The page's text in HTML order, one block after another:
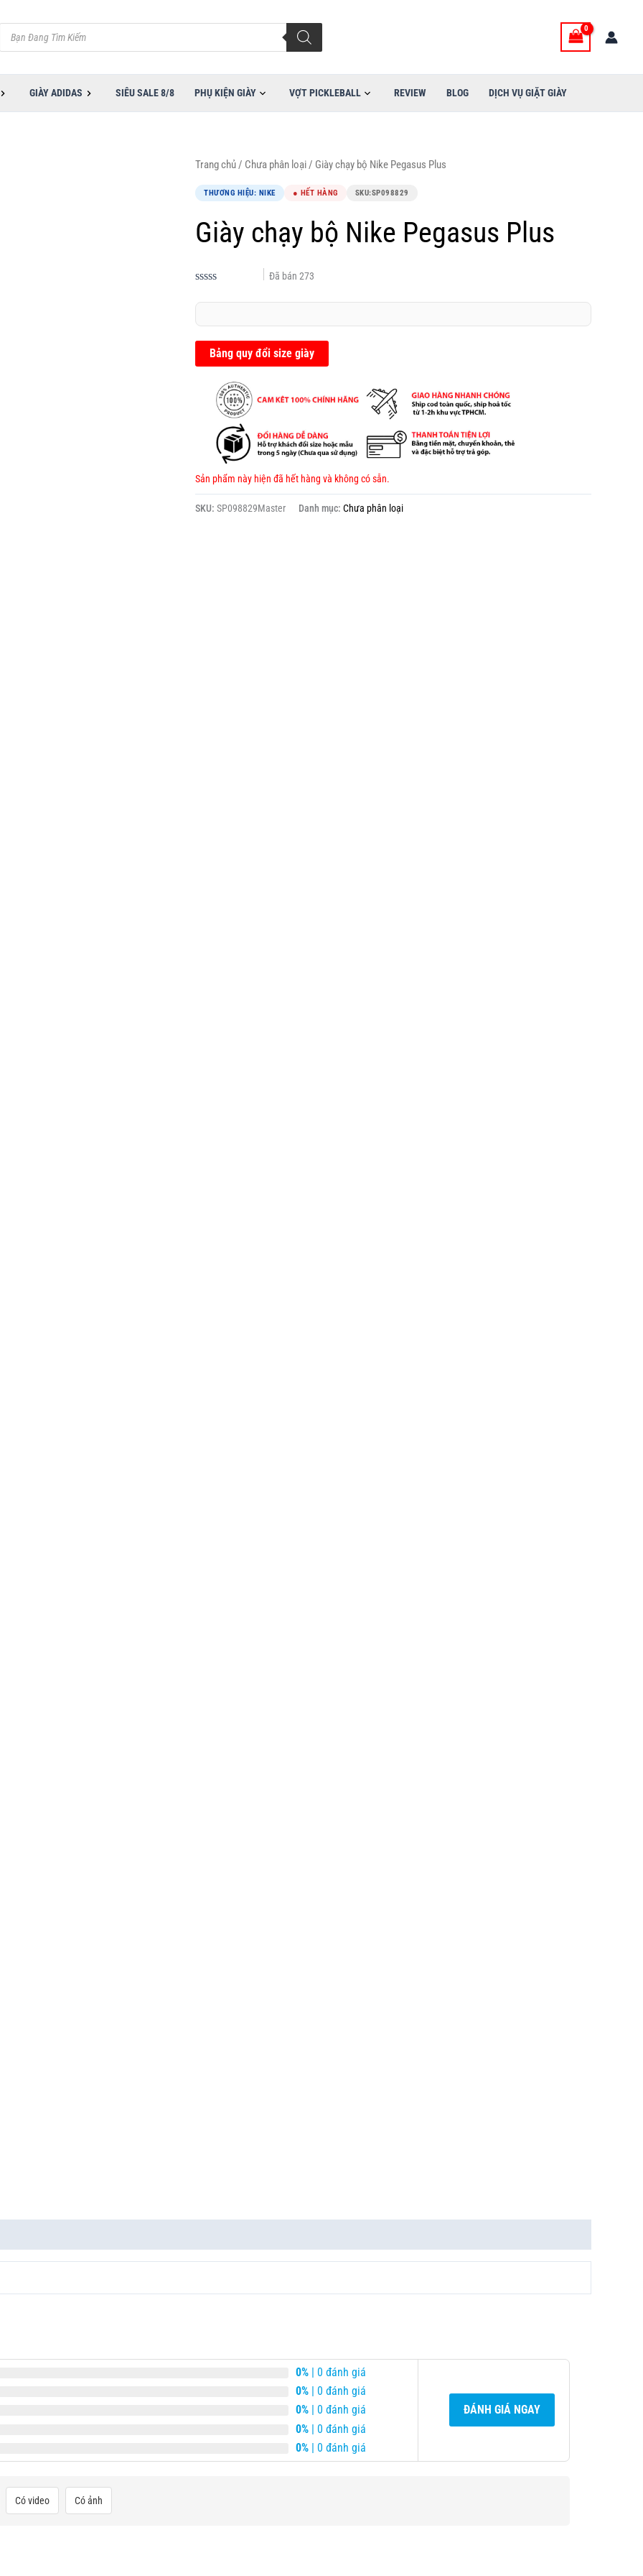
Tìm
kiếm
sản
GIÀY ADIDAS SIÊU SALE 8/8 PHỤ KIỆN GIÀY VỢT PICKLEBALL REVIEW BLOG DỊCH VỤ GIẶT GIÀY
Trang chủ/ Chưa phân loại/ Giày chạy bộ Nike Pegasus Plus
THƯƠNG HIỆU: NIKE ● HẾT HÀNG SKU:SP098829
Giày chạy bộ Nike Pegasus Plus
xếp
0.0
5
Đã bán273
Bảng quy đổi size giày
Sản phẩm này hiện đã hết hàng và không có sẵn.
SKU: SP098829Master Danh mục: Chưa phân loại
0% | 0 đánh giá
0% | 0 đánh giá
0% | 0 đánh giá
0% | 0 đánh giá
0% | 0 đánh giá
ĐÁNH GIÁ NGAY
Có video Có ảnh